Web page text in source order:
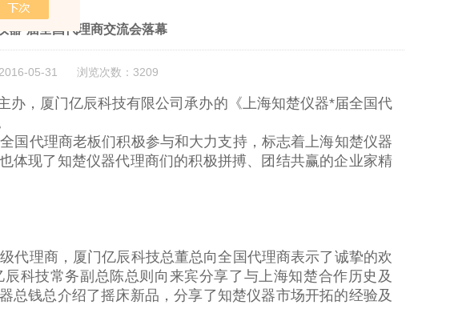
器*届全国代理商交流会落幕
2016-05-31 浏览次数：3209
，厦门亿辰科技有限公司承办的《上海知楚仪器*届全国代
代理商老板们积极参与和大力支持，标志着上海知楚仪器
体现了知楚仪器代理商们的积极拼搏、团结共赢的企业家精
理商，厦门亿辰科技总董总向全国代理商表示了诚挚的欢
科技常务副总陈总则向来宾分享了与上海知楚合作历史及
总钱总介绍了摇床新品，分享了知楚仪器市场开拓的经验及